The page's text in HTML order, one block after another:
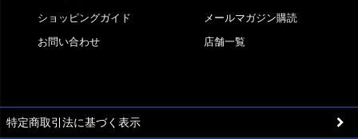
ショッピングガイド
お問い合わせ
メールマガジン購読
店舗一覧
特定商取引法に基づく表示